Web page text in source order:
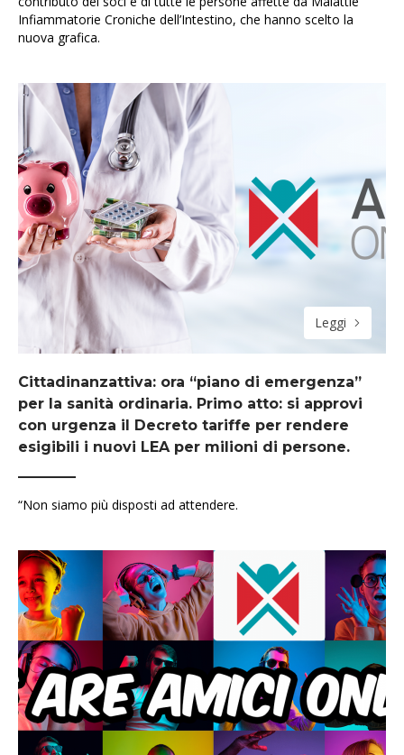
Infiammatorie Croniche dell’Intestino, che hanno scelto la
nuova grafica.
Leggi
Cittadinanzattiva: ora “piano di emergenza”
per la sanità ordinaria. Primo atto: si approvi
con urgenza il Decreto tariffe per rendere
esigibili i nuovi LEA per milioni di persone.
“Non siamo più disposti ad attendere.